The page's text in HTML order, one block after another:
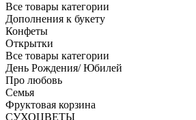
Все товары категории
Дополнения к букету
Конфеты
Открытки
Все товары категории
День Рождения/ Юбилей
Про любовь
Семья
Фруктовая корзина
СУХОЦВЕТЫ